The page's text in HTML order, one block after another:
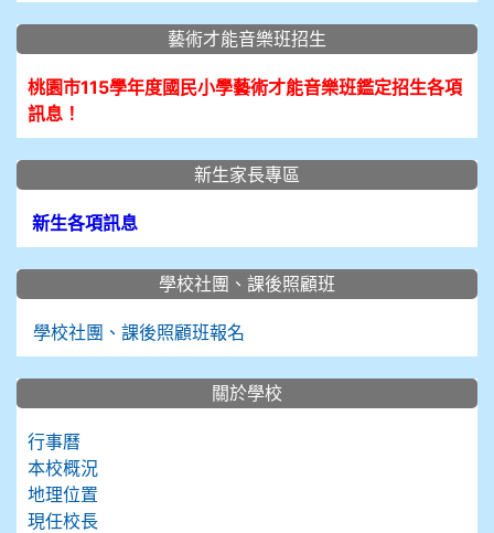
藝術才能音樂班招生
桃園市115學年度國民小學藝術才能音樂班鑑定招生各項
訊息！
新生家長專區
新生各項訊息
學校社團、課後照顧班
學校社團、課後照顧班報名
關於學校
行事曆
本校概況
地理位置
現任校長